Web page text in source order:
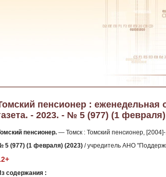
пенсионер : еженедельная
- 2023. - № 5 (977) (1 февраля)
пенсионер. — Томск : Томский пенсионер,
5 (977) (1 февраля) (2023) / учредитель АНО
содержания :